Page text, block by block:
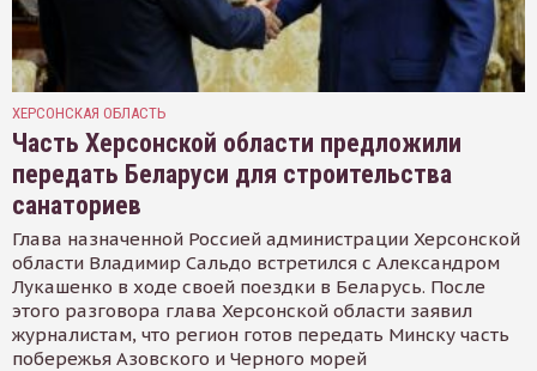
ХЕРСОНСКАЯ ОБЛАСТЬ
Часть Херсонской области предложили
передать Беларуси для строительства
санаториев
Глава назначенной Россией администрации Херсонской
области Владимир Сальдо встретился с Александром
Лукашенко в ходе своей поездки в Беларусь. После
этого разговора глава Херсонской области заявил
журналистам, что регион готов передать Минску часть
побережья Азовского и Черного морей